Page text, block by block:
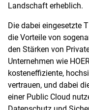
Landschaft erheblich.
Die dabei eingesetzte
die Vorteile von
den Stärken von
Unternehmen wie
kosteneffiziente,
vertrauen, und dabei
einer Public Cloud